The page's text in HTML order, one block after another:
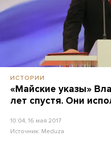
ИСТОРИИ
«Майские указы»
лет спустя. Они
10:04, 16 мая 2017
Источник: Meduza